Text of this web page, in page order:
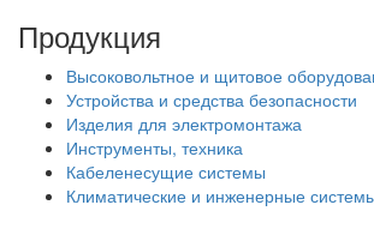
Продукция
Высоковольтное и щитовое
Устройства и средства безопасности
Изделия для электромонтажа
Инструменты, техника
Кабеленесущие системы
Климатические и инженерные